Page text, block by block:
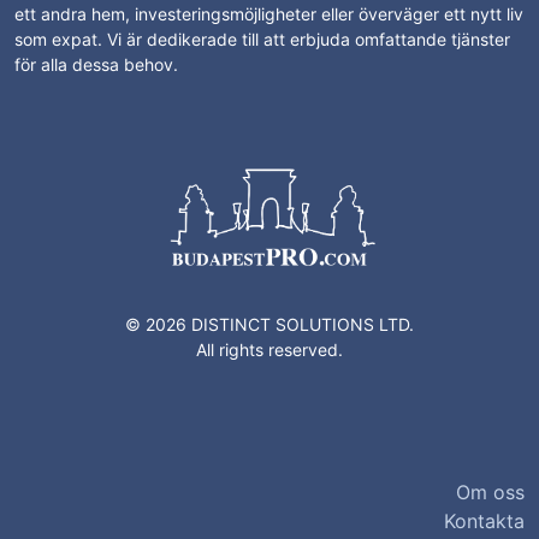
ett andra hem, investeringsmöjligheter eller överväger ett nytt liv
som expat. Vi är dedikerade till att erbjuda omfattande tjänster
för alla dessa behov.
© 2026 DISTINCT SOLUTIONS LTD.
All rights reserved.
Om oss
Kontakta